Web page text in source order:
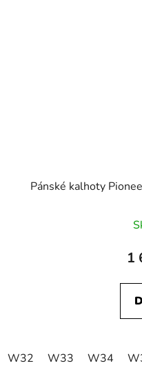
Pánské kalhoty
1
W32 W33 W34